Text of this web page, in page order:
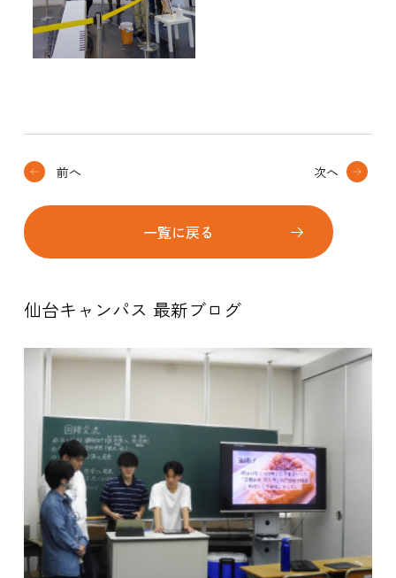
前へ
一覧に戻る
次へ
仙台キャンパス 最新ブログ